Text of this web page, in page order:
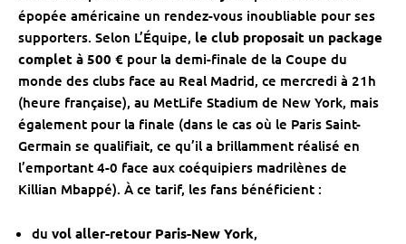
épopée américaine un rendez-vous inoubliable pour ses
supporters. Selon L’Équipe, le club proposait un package
complet à 500 € pour la demi-finale de la Coupe du
monde des clubs face au Real Madrid, ce mercredi à 21h
(heure française), au MetLife Stadium de New York, mais
également pour la finale (dans le cas où le Paris Saint-
Germain se qualifiait, ce qu’il a brillamment réalisé en
l’emportant 4-0 face aux coéquipiers madrilènes de
Killian Mbappé). À ce tarif, les fans bénéficient :
du vol aller-retour Paris-New York,